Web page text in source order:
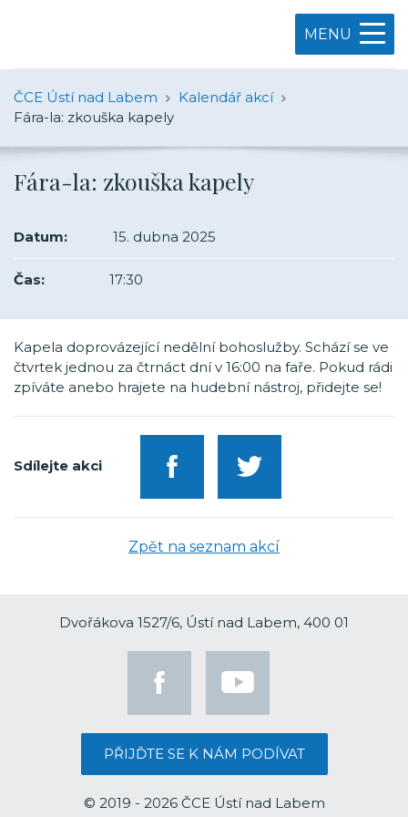
MENU
ČCE Ústí nad Labem
Kalendář akcí
Fára-la: zkouška kapely
Fára-la: zkouška kapely
Datum: 15. dubna 2025
Čas: 17:30
Kapela doprovázející nedělní bohoslužby. Schází se ve
čtvrtek jednou za čtrnáct dní v 16:00 na faře. Pokud rádi
zpíváte anebo hrajete na hudební nástroj, přidejte se!
Sdílejte akci
Zpět na seznam akcí
Dvořákova 1527/6, Ústí nad Labem, 400 01
PŘIJĎTE SE K NÁM PODÍVAT
© 2019 - 2026 ČCE Ústí nad Labem